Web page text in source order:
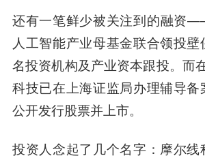
还有一笔鲜少被关注到的融资
人工智能产业母基金联合领投
名投资机构及产业资本跟投。而
科技已在上海证监局办理辅导备
公开发行股票并上市。
投资人念起了几个名字：摩尔线